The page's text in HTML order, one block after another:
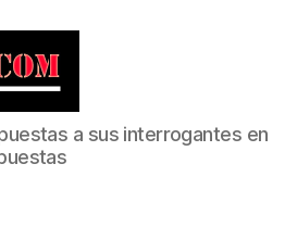
a sus interrogantes en